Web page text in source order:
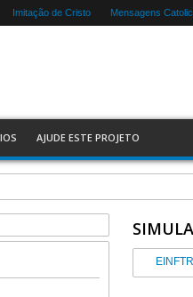
Imitação de Cristo Mensagens
AJUDE ESTE PROJETO